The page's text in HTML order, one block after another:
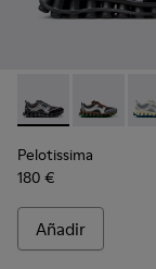
Pelotissima -
Pelotissima
180 €
Añadir